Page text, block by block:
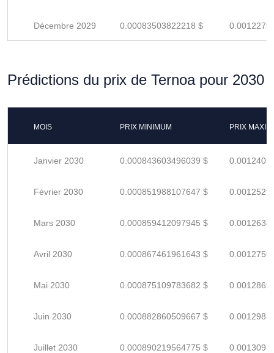
Décembre 2029 0.00083503822218 $
Prédictions du prix de Ternoa pour 2030
MOIS PRIX MINIMUM PRIX
Janvier 2030 0.000843603496039 $
Février 2030 0.000851988107647 $
Mars 2030 0.000859412097945 $
Avril 2030 0.000867461961643 $
Mai 2030 0.000875109783682 $
Juin 2030 0.000882860509667 $
Juillet 2030 0.000890219564775 $